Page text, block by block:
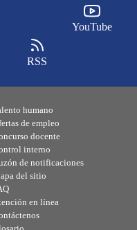
YouTube
RSS
humano
de empleo
docente
interno
de notificaciones
del sitio
en línea